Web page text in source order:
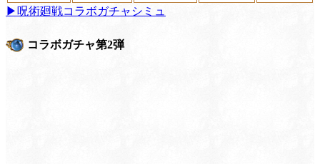
▶呪術廻戦コラボガチャシミュ
コラボガチャ第2弾